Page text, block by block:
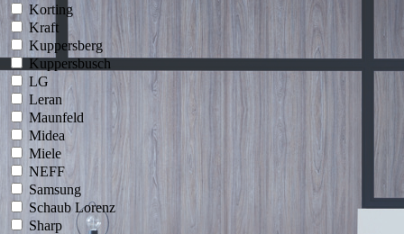
Korting
Kraft
Kuppersberg
Kuppersbusch
LG
Leran
Maunfeld
Midea
Miele
NEFF
Samsung
Schaub Lorenz
Sharp